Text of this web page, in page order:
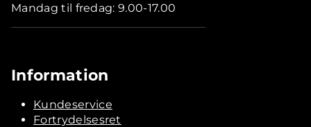
Mandag til fredag: 9.00-17.00
Information
Kundeservice
Fortrydelsesret